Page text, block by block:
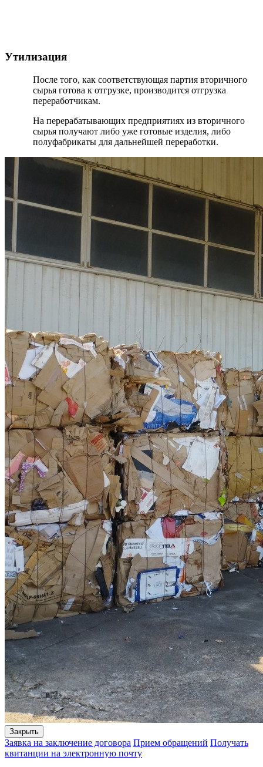
Утилизация
После того, как соответствующая партия вторичного
сырья готова к отгрузке, производится отгрузка
переработчикам.
На перерабатывающих предприятиях из вторичного
сырья получают либо уже готовые изделия, либо
полуфабрикаты для дальнейшей переработки.
Закрыть
Заявка на заключение договора Прием обращений Получать
квитанции на электронную почту